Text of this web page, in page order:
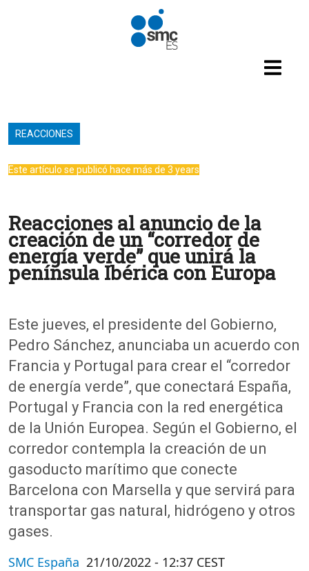
Pasar al contenido principal
REACCIONES
Este artículo se publicó hace más de 3 years
Reacciones al anuncio de la
creación de un “corredor de
energía verde” que unirá la
península Ibérica con Europa
Este jueves, el presidente del Gobierno,
Pedro Sánchez, anunciaba un acuerdo con
Francia y Portugal para crear el “corredor
de energía verde”, que conectará España,
Portugal y Francia con la red energética
de la Unión Europea. Según el Gobierno, el
corredor contempla la creación de un
gasoducto marítimo que conecte
Barcelona con Marsella y que servirá para
transportar gas natural, hidrógeno y otros
gases.
SMC España 21/10/2022 - 12:37 CEST